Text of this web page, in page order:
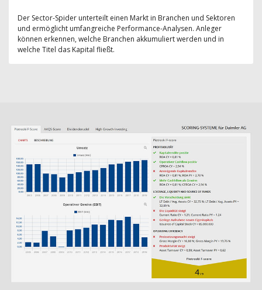
Der Sector-Spider unterteilt einen Markt in Branchen und Sektoren
und ermöglicht umfangreiche Performance-Analysen. Anleger
können erkennen, welche Branchen akkumuliert werden und in
welche Titel das Kapital fließt.